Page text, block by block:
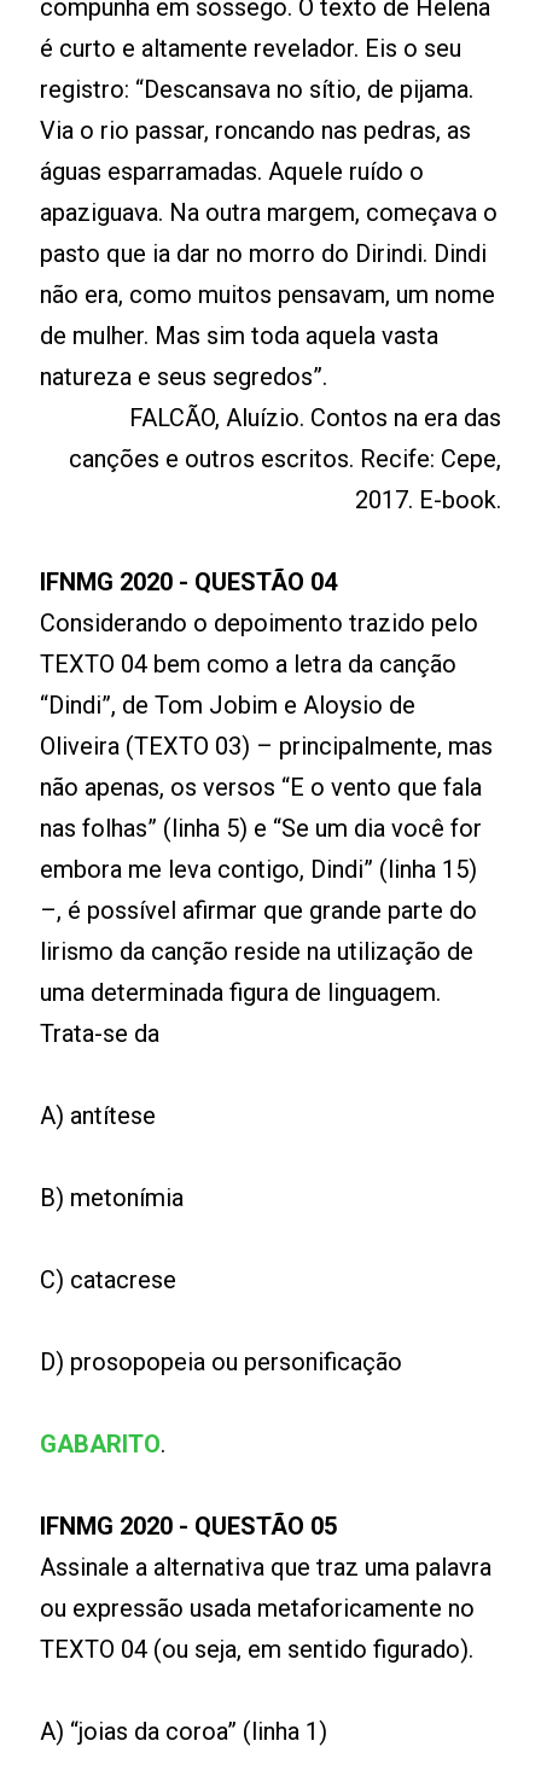
compunha em sossego. O texto de Helena
é curto e altamente revelador. Eis o seu
registro: “Descansava no sítio, de pijama.
Via o rio passar, roncando nas pedras, as
águas esparramadas. Aquele ruído o
apaziguava. Na outra margem, começava o
pasto que ia dar no morro do Dirindi. Dindi
não era, como muitos pensavam, um nome
de mulher. Mas sim toda aquela vasta
natureza e seus segredos”.
FALCÃO, Aluízio. Contos na era das
canções e outros escritos. Recife: Cepe,
2017. E-book.
IFNMG 2020 - QUESTÃO 04
Considerando o depoimento trazido pelo
TEXTO 04 bem como a letra da canção
“Dindi”, de Tom Jobim e Aloysio de
Oliveira (TEXTO 03) – principalmente, mas
não apenas, os versos “E o vento que fala
nas folhas” (linha 5) e “Se um dia você for
embora me leva contigo, Dindi” (linha 15)
–, é possível afirmar que grande parte do
lirismo da canção reside na utilização de
uma determinada figura de linguagem.
Trata-se da
A) antítese
B) metonímia
C) catacrese
D) prosopopeia ou personificação
GABARITO.
IFNMG 2020 - QUESTÃO 05
Assinale a alternativa que traz uma palavra
ou expressão usada metaforicamente no
TEXTO 04 (ou seja, em sentido figurado).
A) “joias da coroa” (linha 1)